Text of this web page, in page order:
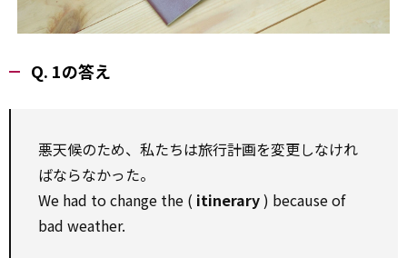
Q. 1の答え
悪天候のため、私たちは旅行計画を変更しなけれ
ばならなかった。
We had to change the ( itinerary) because of
bad weather.